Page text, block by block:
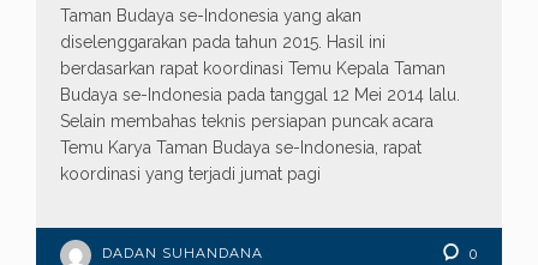
Taman Budaya se-Indonesia yang akan
diselenggarakan pada tahun 2015. Hasil ini
berdasarkan rapat koordinasi Temu Kepala Taman
Budaya se-Indonesia pada tanggal 12 Mei 2014 lalu.
Selain membahas teknis persiapan puncak acara
Temu Karya Taman Budaya se-Indonesia, rapat
koordinasi yang terjadi jumat pagi
DADAN SUHANDANA 0